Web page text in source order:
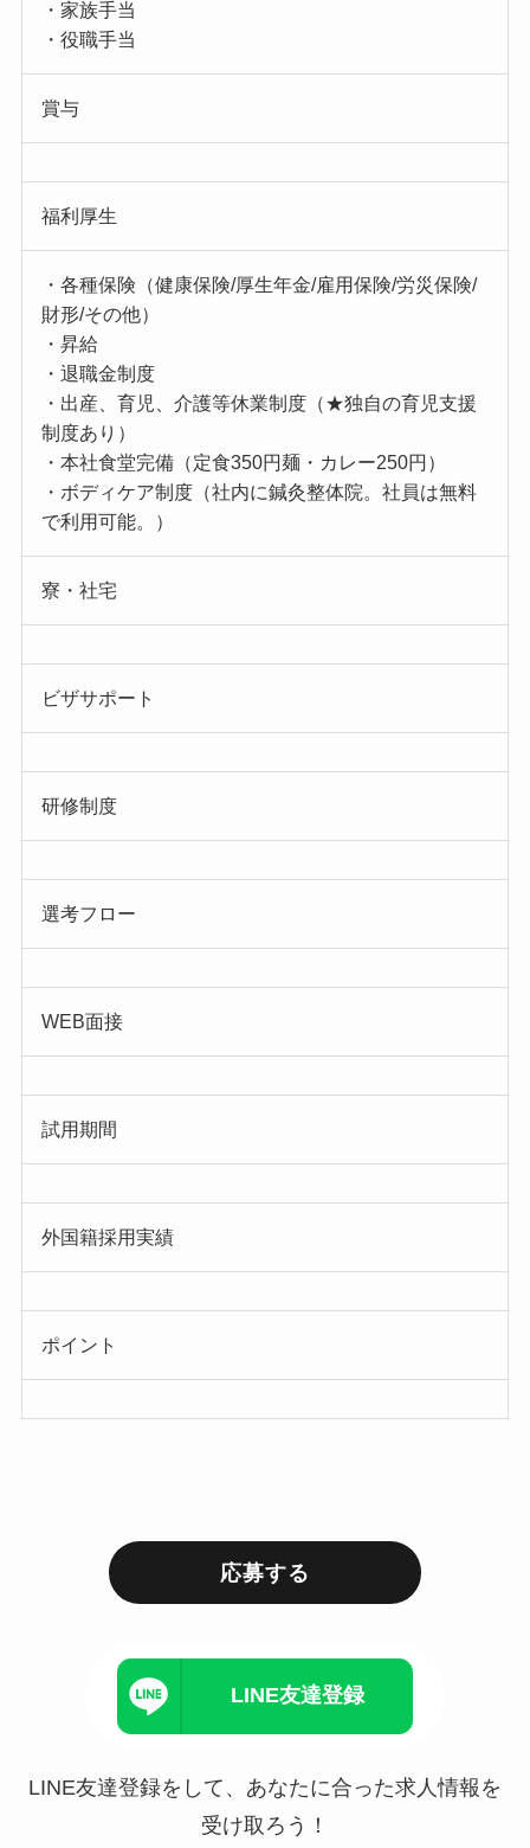
・家族手当
・役職手当
賞与
福利厚生
・各種保険（健康保険/厚生年金/雇用保険/労災保険/
財形/その他）
・昇給
・退職金制度
・出産、育児、介護等休業制度（★独自の育児支援
制度あり）
・本社食堂完備（定食350円麺・カレー250円）
・ボディケア制度（社内に鍼灸整体院。社員は無料
で利用可能。）
寮・社宅
ビザサポート
研修制度
選考フロー
WEB面接
試用期間
外国籍採用実績
ポイント
応募する
LINE友達登録
LINE友達登録をして、あなたに合った求人情報を
受け取ろう！